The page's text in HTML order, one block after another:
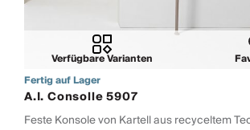
Verfügbare Varianten
Fertig auf Lager
A.I. Consolle 5907
Feste Konsole von Kartell aus recyceltem